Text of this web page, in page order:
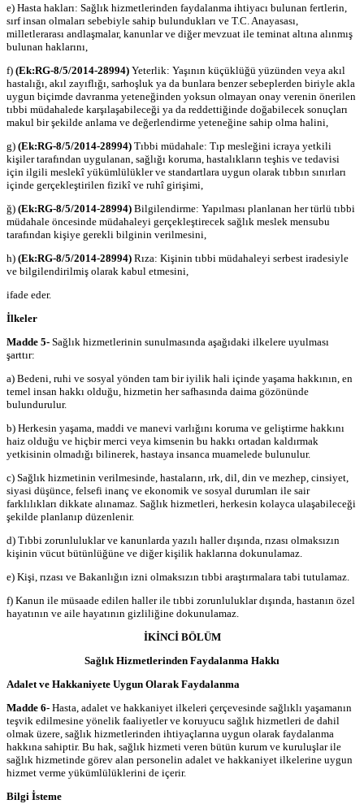
e) Hasta hakları: Sağlık hizmetlerinden faydalanma ihtiyacı bulunan fertlerin,
sırf insan olmaları sebebiyle sahip bulundukları ve T.C. Anayasası,
milletlerarası andlaşmalar, kanunlar ve diğer mevzuat ile teminat altına alınmış
bulunan haklarını,
f) (Ek:RG-8/5/2014-28994) Yeterlik: Yaşının küçüklüğü yüzünden veya akıl
hastalığı, akıl zayıflığı, sarhoşluk ya da bunlara benzer sebeplerden biriyle akla
uygun biçimde davranma yeteneğinden yoksun olmayan onay verenin önerilen
tıbbi müdahalede karşılaşabileceği ya da reddettiğinde doğabilecek sonuçları
makul bir şekilde anlama ve değerlendirme yeteneğine sahip olma halini,
g) (Ek:RG-8/5/2014-28994) Tıbbi müdahale: Tıp mesleğini icraya yetkili
kişiler tarafından uygulanan, sağlığı koruma, hastalıkların teşhis ve tedavisi
için ilgili meslekî yükümlülükler ve standartlara uygun olarak tıbbın sınırları
içinde gerçekleştirilen fizikî ve ruhî girişimi,
ğ) (Ek:RG-8/5/2014-28994) Bilgilendirme: Yapılması planlanan her türlü tıbbi
müdahale öncesinde müdahaleyi gerçekleştirecek sağlık meslek mensubu
tarafından kişiye gerekli bilginin verilmesini,
h) (Ek:RG-8/5/2014-28994) Rıza: Kişinin tıbbi müdahaleyi serbest iradesiyle
ve bilgilendirilmiş olarak kabul etmesini,
ifade eder.
İlkeler
Madde 5- Sağlık hizmetlerinin sunulmasında aşağıdaki ilkelere uyulması
şarttır:
a) Bedeni, ruhi ve sosyal yönden tam bir iyilik hali içinde yaşama hakkının, en
temel insan hakkı olduğu, hizmetin her safhasında daima gözönünde
bulundurulur.
b) Herkesin yaşama, maddi ve manevi varlığını koruma ve geliştirme hakkını
haiz olduğu ve hiçbir merci veya kimsenin bu hakkı ortadan kaldırmak
yetkisinin olmadığı bilinerek, hastaya insanca muamelede bulunulur.
c) Sağlık hizmetinin verilmesinde, hastaların, ırk, dil, din ve mezhep, cinsiyet,
siyasi düşünce, felsefi inanç ve ekonomik ve sosyal durumları ile sair
farklılıkları dikkate alınamaz. Sağlık hizmetleri, herkesin kolayca ulaşabileceği
şekilde planlanıp düzenlenir.
d) Tıbbi zorunluluklar ve kanunlarda yazılı haller dışında, rızası olmaksızın
kişinin vücut bütünlüğüne ve diğer kişilik haklarına dokunulamaz.
e) Kişi, rızası ve Bakanlığın izni olmaksızın tıbbi araştırmalara tabi tutulamaz.
f) Kanun ile müsaade edilen haller ile tıbbi zorunluluklar dışında, hastanın özel
hayatının ve aile hayatının gizliliğine dokunulamaz.
İKİNCİ BÖLÜM
Sağlık Hizmetlerinden Faydalanma Hakkı
Adalet ve Hakkaniyete Uygun Olarak Faydalanma
Madde 6- Hasta, adalet ve hakkaniyet ilkeleri çerçevesinde sağlıklı yaşamanın
teşvik edilmesine yönelik faaliyetler ve koruyucu sağlık hizmetleri de dahil
olmak üzere, sağlık hizmetlerinden ihtiyaçlarına uygun olarak faydalanma
hakkına sahiptir. Bu hak, sağlık hizmeti veren bütün kurum ve kuruluşlar ile
sağlık hizmetinde görev alan personelin adalet ve hakkaniyet ilkelerine uygun
hizmet verme yükümlülüklerini de içerir.
Bilgi İsteme